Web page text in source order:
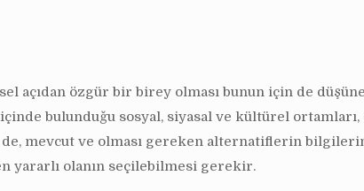
açıdan özgür bir birey olması bunun için de
bulunduğu sosyal, siyasal ve kültürel
mevcut ve olması gereken alternatiflerin
yararlı olanın seçilebilmesi gerekir.